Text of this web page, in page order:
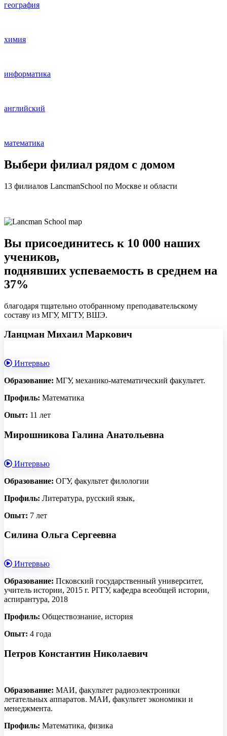
география
химия
информатика
английский
математика
Выбери филиал рядом с домом
13 филиалов LancmanSchool по Москве и области
Вы присоединитесь к 10 000 наших
учеников,
поднявших успеваемость в среднем на
37%
благодаря тщательно отобранному преподавательскому
составу из МГУ, МГТУ, ВШЭ.
Ланцман Михаил Маркович
Интервью
Образование: МГУ, механико-математический факультет.
Профиль: Математика
Опыт: 11 лет
Мирошникова Галина Анатольевна
Интервью
Образование: ОГУ, факультет филологии
Профиль: Литература, русский язык,
Опыт: 7 лет
Силина Ольга Сергеевна
Интервью
Образование: Псковский государственный университет,
учитель истории, 2015 г. РГГУ, кафедра всеобщей истории,
аспирантура, 2018
Профиль: Обществознание, история
Опыт: 4 года
Петров Константин Николаевич
Образование: МАИ, факультет радиоэлектроники
летательных аппаратов. МАИ, факультет экономики и
менеджмента.
Профиль: Математика, физика